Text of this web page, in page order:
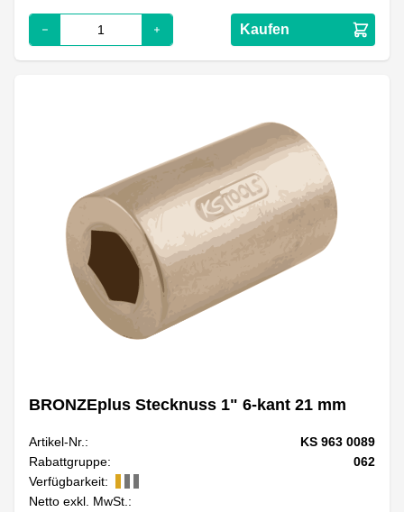
Kaufen
BRONZEplus Stecknuss 1" 6-kant 21 mm
Artikel-Nr.:
KS 963 0089
Rabattgruppe:
062
Verfügbarkeit:
Netto exkl. MwSt.: